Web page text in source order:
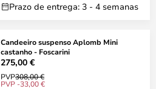
Prazo de entrega: 3 - 4 semanas
Candeeiro suspenso Aplomb Mini
castanho - Foscarini
275,00 €
PVP308,00 €
PVP -33,00 €